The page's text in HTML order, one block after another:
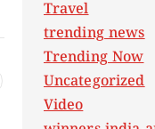
Travel
trending news
Trending Now
Uncategorized
Video